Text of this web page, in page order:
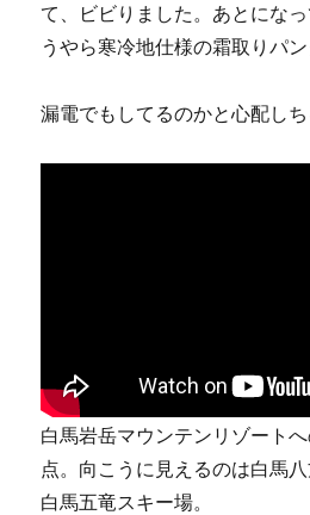
て、ビビりました。あとにな
うやら寒冷地仕様の霜取りパン
漏電でもしてるのかと心配しち
白馬岩岳マウンテンリゾート
点。向こうに見えるのは白馬八
白馬五竜スキー場。